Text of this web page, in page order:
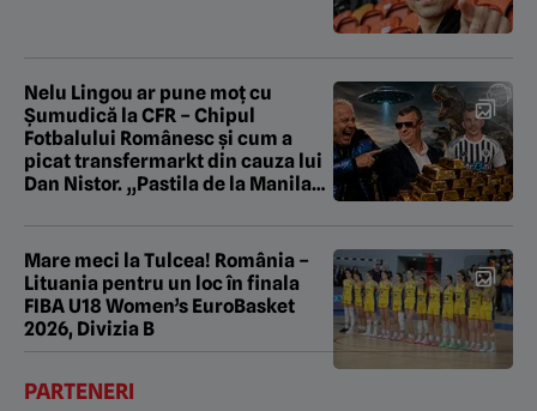
Nelu Lingou ar pune moț cu
Șumudică la CFR – Chipul
Fotbalului Românesc și cum a
picat transfermarkt din cauza lui
Dan Nistor. „Pastila de la Manila”
Mare meci la Tulcea! România –
Lituania pentru un loc în finala
FIBA U18 Women’s EuroBasket
2026, Divizia B
PARTENERI